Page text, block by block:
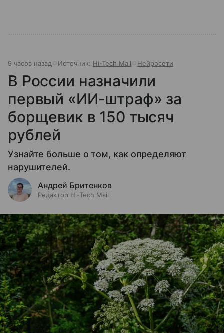
9 часов назад Источник: Hi-Tech Mail Нейросети
В России назначили
первый «ИИ-штраф» за
борщевик в 150 тысяч
рублей
Узнайте больше о том, как определяют
нарушителей.
Андрей Бритенков
Редактор Hi-Tech Mail